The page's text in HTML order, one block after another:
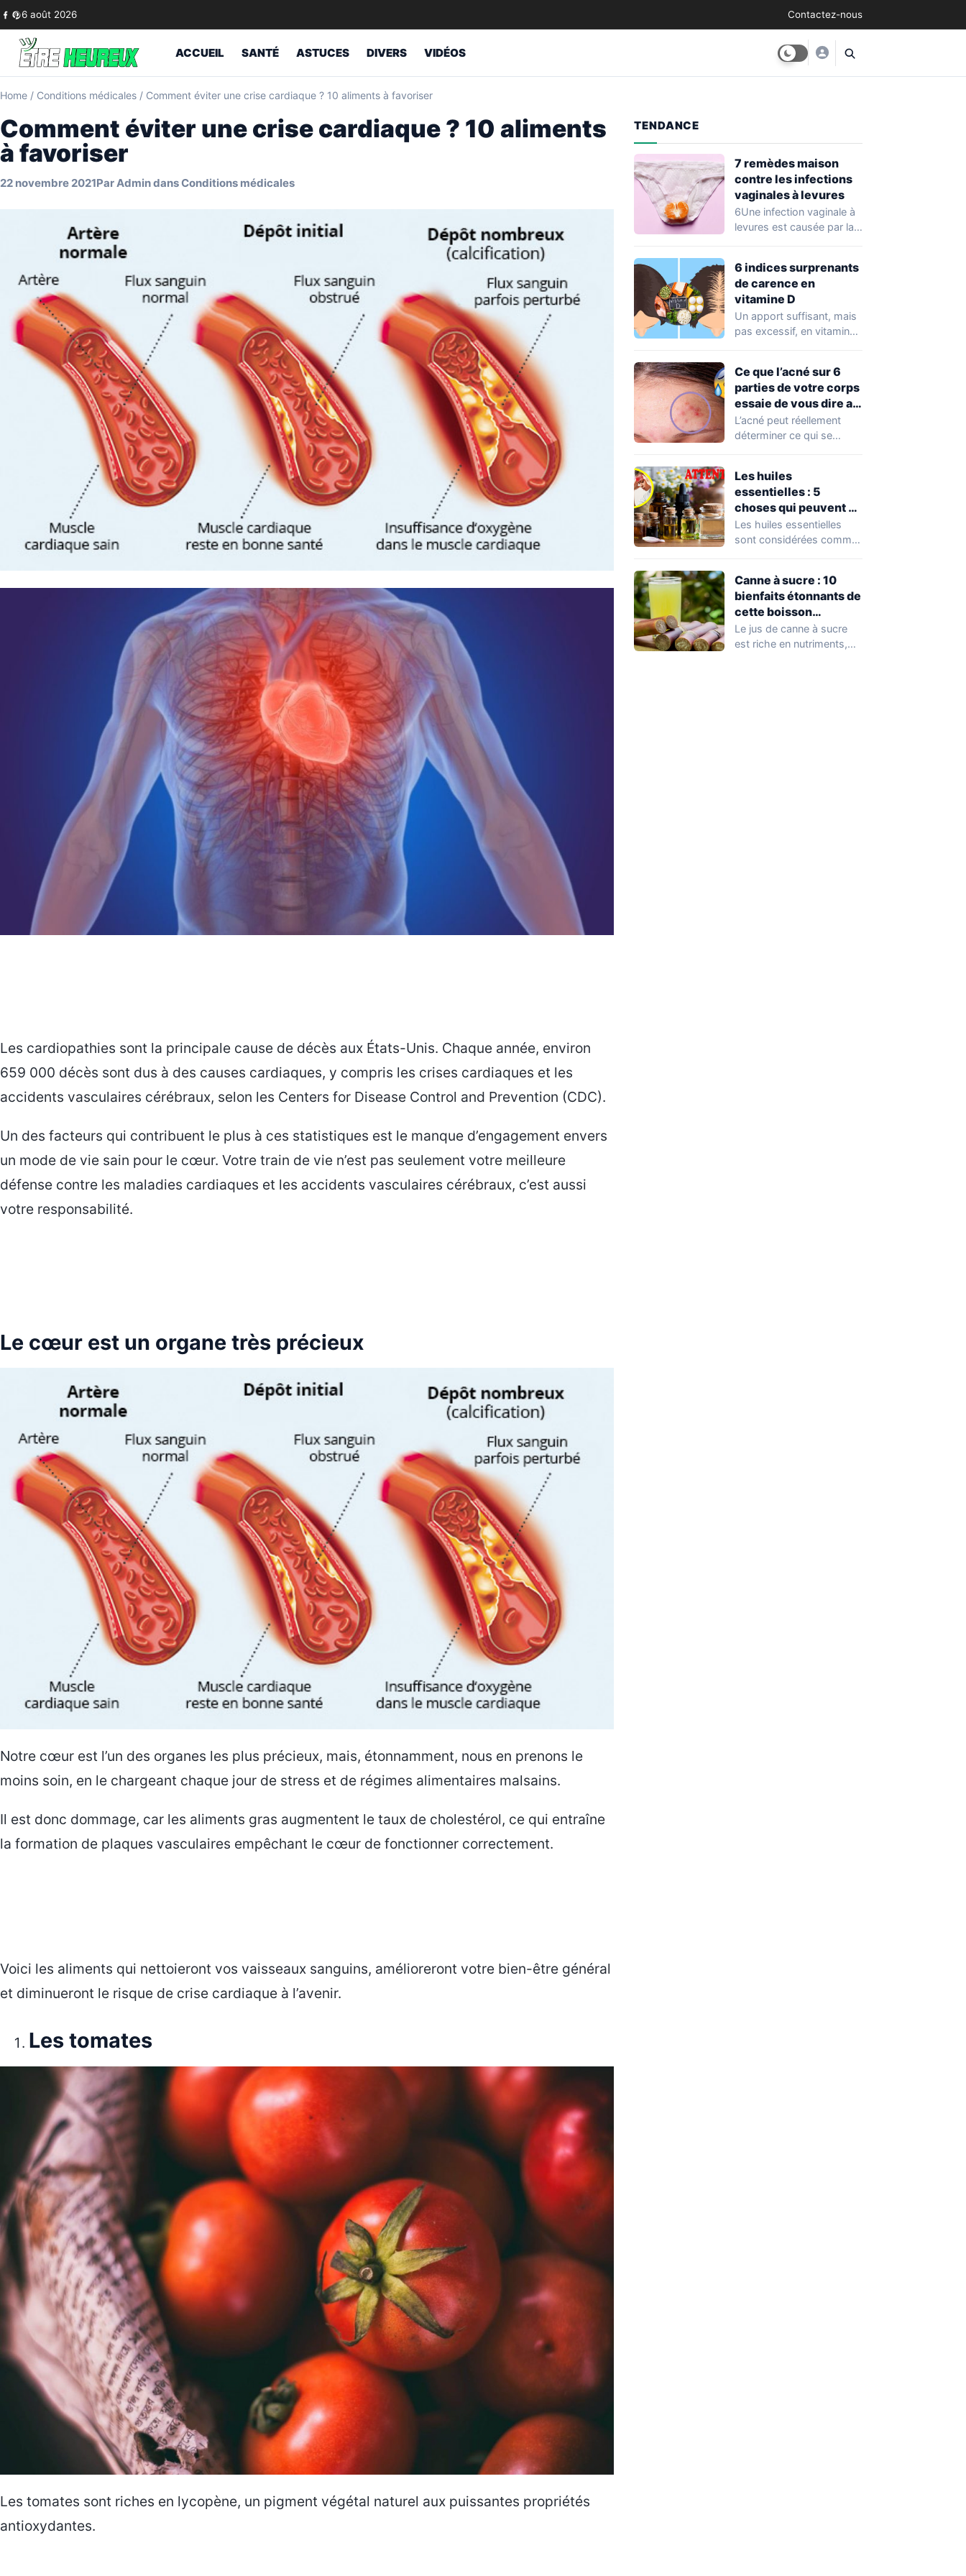
Skip to content
6 août 2026 Contactez-nous
ACCUEIL SANTÉ ASTUCES DIVERS VIDÉOS
Home / Conditions médicales / Comment éviter une crise cardiaque ? 10 aliments à favoriser
Comment éviter une crise cardiaque ? 10 aliments
à favoriser
22 novembre 2021ParAdmindansConditions médicales
Les cardiopathies sont la principale cause de décès aux États-Unis. Chaque année, environ
659 000 décès sont dus à des causes cardiaques, y compris les crises cardiaques et les
accidents vasculaires cérébraux, selon les Centers for Disease Control and Prevention (CDC).
Un des facteurs qui contribuent le plus à ces statistiques est le manque d’engagement envers
un mode de vie sain pour le cœur. Votre train de vie n’est pas seulement votre meilleure
défense contre les maladies cardiaques et les accidents vasculaires cérébraux, c’est aussi
votre responsabilité.
Le cœur est un organe très précieux
Notre cœur est l’un des organes les plus précieux, mais, étonnamment, nous en prenons le
moins soin, en le chargeant chaque jour de stress et de régimes alimentaires malsains.
Il est donc dommage, car les aliments gras augmentent le taux de cholestérol, ce qui entraîne
la formation de plaques vasculaires empêchant le cœur de fonctionner correctement.
Voici les aliments qui nettoieront vos vaisseaux sanguins, amélioreront votre bien-être général
et diminueront le risque de crise cardiaque à l’avenir.
Les tomates
Les tomates sont riches en lycopène, un pigment végétal naturel aux puissantes propriétés
antioxydantes.
TENDANCE
7 remèdes maison
contre les infections
vaginales à levures
6Une infection vaginale à
levures est causée par la
6 indices surprenants
de carence en
vitamine D
Un apport suffisant, mais
pas excessif, en vitamine
Ce que l’acné sur 6
parties de votre corps
essaie de vous dire au
sujet de vos habitudes
L’acné peut réellement
déterminer ce qui se
Les huiles
essentielles : 5
choses qui peuvent se
produire en cas
d’utilisation excessive
Les huiles essentielles
sont considérées comme
Canne à sucre : 10
bienfaits étonnants de
cette boisson
magique
Le jus de canne à sucre
est riche en nutriments,